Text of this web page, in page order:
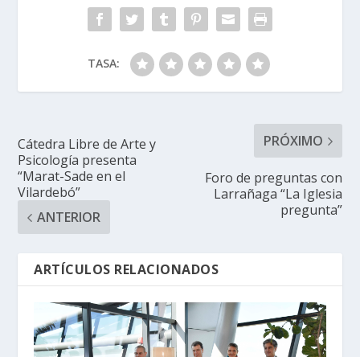
TASA:
Cátedra Libre de Arte y
Psicología presenta
“Marat-Sade en el
Vilardebó”
ANTERIOR
PRÓXIMO
Foro de preguntas con
Larrañaga “La Iglesia
pregunta”
ARTÍCULOS RELACIONADOS